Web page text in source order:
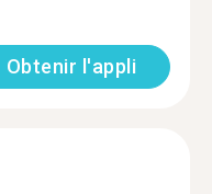
Obtenir l'appli